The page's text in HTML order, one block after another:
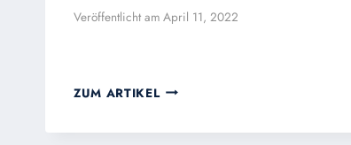
Veröffentlicht am April 11, 2022
ZUM ARTIKEL AUFBLICK